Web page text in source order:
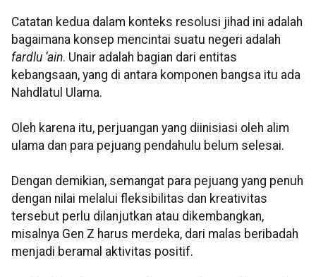
Catatan kedua dalam konteks resolusi jihad ini adalah
bagaimana konsep mencintai suatu negeri adalah
fardlu ‘ain. Unair adalah bagian dari entitas
kebangsaan, yang di antara komponen bangsa itu ada
Nahdlatul Ulama.
Oleh karena itu, perjuangan yang diinisiasi oleh alim
ulama dan para pejuang pendahulu belum selesai.
Dengan demikian, semangat para pejuang yang penuh
dengan nilai melalui fleksibilitas dan kreativitas
tersebut perlu dilanjutkan atau dikembangkan,
misalnya Gen Z harus merdeka, dari malas beribadah
menjadi beramal aktivitas positif.